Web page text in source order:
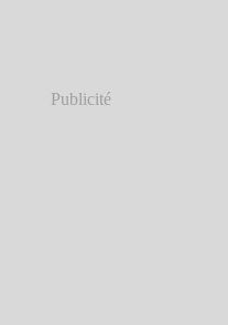
Publicité